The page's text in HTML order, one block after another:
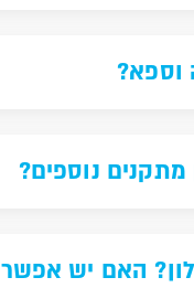
וספא?
נוספים?
האם יש